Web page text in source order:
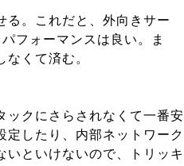
る。これだと、外向きサー
フォーマンスは良い。ま
くて済む。
ックにさらされなくて一番安
したり、内部ネットワーク
いといけないので、トリッキ